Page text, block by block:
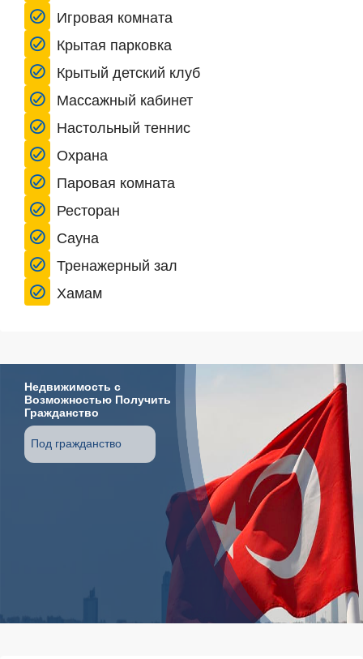
Игровая комната
Крытая парковка
Крытый детский клуб
Массажный кабинет
Настольный теннис
Охрана
Паровая комната
Ресторан
Сауна
Тренажерный зал
Хамам
Недвижимость с
Возможностью Получить
Гражданство
Под гражданство